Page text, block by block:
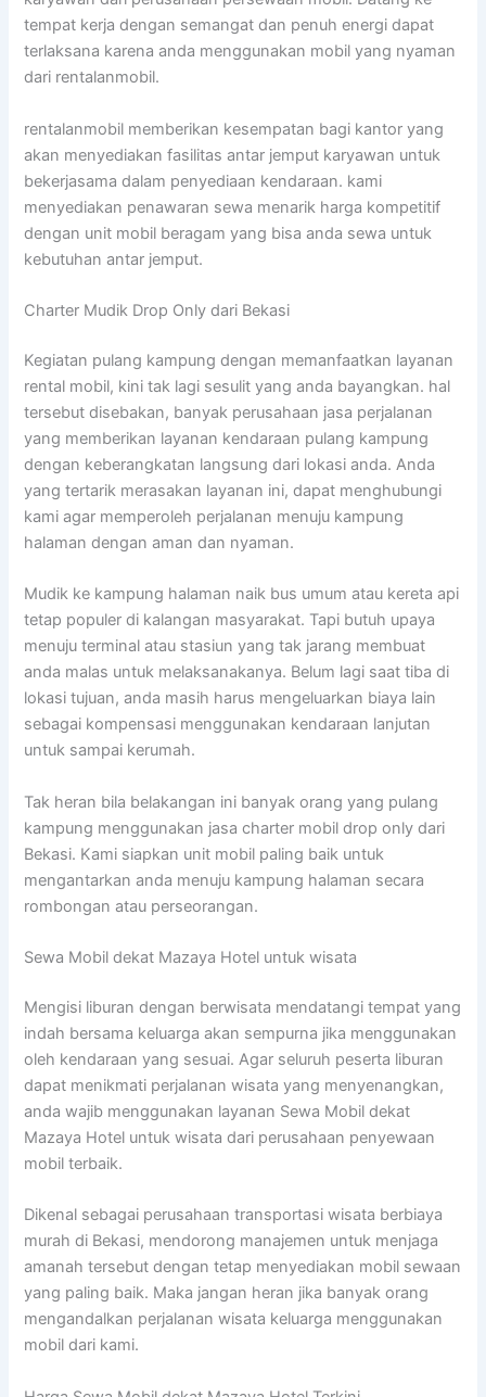
tempat kerja dengan semangat dan penuh energi dapat
terlaksana karena anda menggunakan mobil yang nyaman
dari rentalanmobil.
rentalanmobil memberikan kesempatan bagi kantor yang
akan menyediakan fasilitas antar jemput karyawan untuk
bekerjasama dalam penyediaan kendaraan. kami
menyediakan penawaran sewa menarik harga kompetitif
dengan unit mobil beragam yang bisa anda sewa untuk
kebutuhan antar jemput.
Charter Mudik Drop Only dari Bekasi
Kegiatan pulang kampung dengan memanfaatkan layanan
rental mobil, kini tak lagi sesulit yang anda bayangkan. hal
tersebut disebakan, banyak perusahaan jasa perjalanan
yang memberikan layanan kendaraan pulang kampung
dengan keberangkatan langsung dari lokasi anda. Anda
yang tertarik merasakan layanan ini, dapat menghubungi
kami agar memperoleh perjalanan menuju kampung
halaman dengan aman dan nyaman.
Mudik ke kampung halaman naik bus umum atau kereta api
tetap populer di kalangan masyarakat. Tapi butuh upaya
menuju terminal atau stasiun yang tak jarang membuat
anda malas untuk melaksanakanya. Belum lagi saat tiba di
lokasi tujuan, anda masih harus mengeluarkan biaya lain
sebagai kompensasi menggunakan kendaraan lanjutan
untuk sampai kerumah.
Tak heran bila belakangan ini banyak orang yang pulang
kampung menggunakan jasa charter mobil drop only dari
Bekasi. Kami siapkan unit mobil paling baik untuk
mengantarkan anda menuju kampung halaman secara
rombongan atau perseorangan.
Sewa Mobil dekat Mazaya Hotel untuk wisata
Mengisi liburan dengan berwisata mendatangi tempat yang
indah bersama keluarga akan sempurna jika menggunakan
oleh kendaraan yang sesuai. Agar seluruh peserta liburan
dapat menikmati perjalanan wisata yang menyenangkan,
anda wajib menggunakan layanan Sewa Mobil dekat
Mazaya Hotel untuk wisata dari perusahaan penyewaan
mobil terbaik.
Dikenal sebagai perusahaan transportasi wisata berbiaya
murah di Bekasi, mendorong manajemen untuk menjaga
amanah tersebut dengan tetap menyediakan mobil sewaan
yang paling baik. Maka jangan heran jika banyak orang
mengandalkan perjalanan wisata keluarga menggunakan
mobil dari kami.